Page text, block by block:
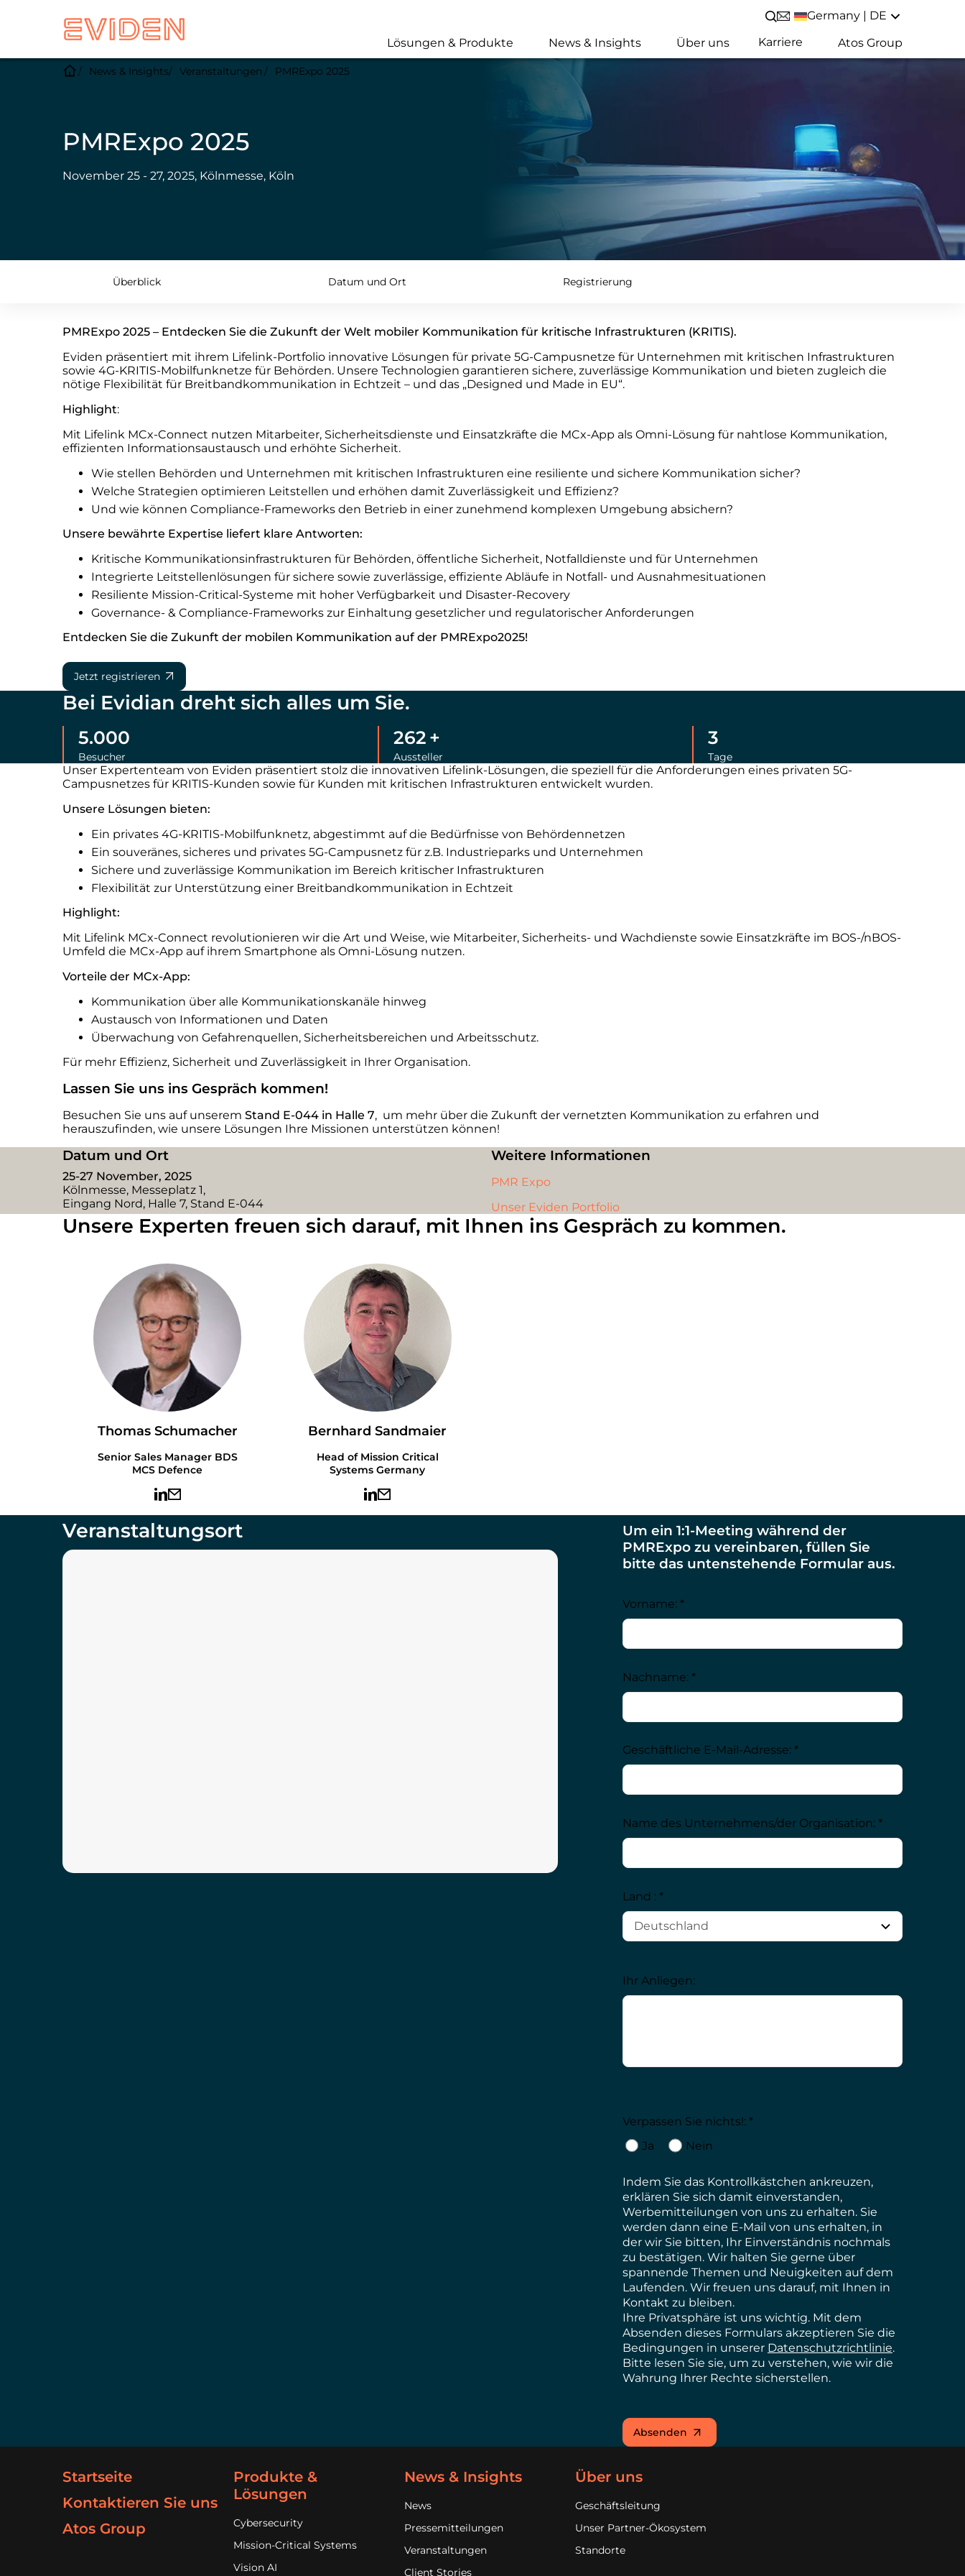
main
content
Suche öffnen/schließen
Germany | DE
Lösungen & Produkte News & Insights Über uns Karriere Atos Group
News & Insights Veranstaltungen PMRExpo 2025
PMRExpo 2025
November 25 - 27, 2025, Kölnmesse, Köln
Überblick Datum und Ort Registrierung
PMRExpo 2025 – Entdecken Sie die Zukunft der Welt mobiler Kommunikation für kritische Infrastrukturen (KRITIS).
Eviden präsentiert mit ihrem Lifelink-Portfolio innovative Lösungen für private 5G-Campusnetze für Unternehmen mit kritischen Infrastrukturen
sowie 4G-KRITIS-Mobilfunknetze für Behörden. Unsere Technologien garantieren sichere, zuverlässige Kommunikation und bieten zugleich die
nötige Flexibilität für Breitbandkommunikation in Echtzeit – und das „Designed und Made in EU“.
Highlight:
Mit Lifelink MCx-Connect nutzen Mitarbeiter, Sicherheitsdienste und Einsatzkräfte die MCx-App als Omni-Lösung für nahtlose Kommunikation,
effizienten Informationsaustausch und erhöhte Sicherheit.
Wie stellen Behörden und Unternehmen mit kritischen Infrastrukturen eine resiliente und sichere Kommunikation sicher?
Welche Strategien optimieren Leitstellen und erhöhen damit Zuverlässigkeit und Effizienz?
Und wie können Compliance-Frameworks den Betrieb in einer zunehmend komplexen Umgebung absichern?
Unsere bewährte Expertise liefert klare Antworten:
Kritische Kommunikationsinfrastrukturen für Behörden, öffentliche Sicherheit, Notfalldienste und für Unternehmen
Integrierte Leitstellenlösungen für sichere sowie zuverlässige, effiziente Abläufe in Notfall- und Ausnahmesituationen
Resiliente Mission-Critical-Systeme mit hoher Verfügbarkeit und Disaster-Recovery
Governance- & Compliance-Frameworks zur Einhaltung gesetzlicher und regulatorischer Anforderungen
Entdecken Sie die Zukunft der mobilen Kommunikation auf der PMRExpo2025!
Jetzt registrieren
Bei Evidian dreht sich alles um Sie.
5.000
Besucher
262 +
Aussteller
3
Tage
Unser Expertenteam von Eviden präsentiert stolz die innovativen Lifelink-Lösungen, die speziell für die Anforderungen eines privaten 5G-
Campusnetzes für KRITIS-Kunden sowie für Kunden mit kritischen Infrastrukturen entwickelt wurden.
Unsere Lösungen bieten:
Ein privates 4G-KRITIS-Mobilfunknetz, abgestimmt auf die Bedürfnisse von Behördennetzen
Ein souveränes, sicheres und privates 5G-Campusnetz für z.B. Industrieparks und Unternehmen
Sichere und zuverlässige Kommunikation im Bereich kritischer Infrastrukturen
Flexibilität zur Unterstützung einer Breitbandkommunikation in Echtzeit
Highlight:
Mit Lifelink MCx-Connect revolutionieren wir die Art und Weise, wie Mitarbeiter, Sicherheits- und Wachdienste sowie Einsatzkräfte im BOS-/nBOS-
Umfeld die MCx-App auf ihrem Smartphone als Omni-Lösung nutzen.
Vorteile der MCx-App:
Kommunikation über alle Kommunikationskanäle hinweg
Austausch von Informationen und Daten
Überwachung von Gefahrenquellen, Sicherheitsbereichen und Arbeitsschutz.
Für mehr Effizienz, Sicherheit und Zuverlässigkeit in Ihrer Organisation.
Lassen Sie uns ins Gespräch kommen!
Besuchen Sie uns auf unseremStand E-044 in Halle 7, um mehr über die Zukunft dervernetzten Kommunikation zu erfahren und
herauszufinden, wie unsere Lösungen Ihre Missionen unterstützen können!
Datum und Ort
25-27 November, 2025
Kölnmesse, Messeplatz 1,
Eingang Nord, Halle 7, Stand E-044
Weitere Informationen
PMR Expo
Unser Eviden Portfolio
Unsere Experten freuen sich darauf, mit Ihnen ins Gespräch zu kommen.
Thomas Schumacher
Senior Sales Manager BDS
MCS Defence
Bernhard Sandmaier
Head of Mission Critical
Systems Germany
Veranstaltungsort
Um ein 1:1-Meeting während der
PMRExpo zu vereinbaren, füllen Sie
bitte das untenstehende Formular aus.
Vorname: *
Nachname: *
Geschäftliche E-Mail-Adresse: *
Name des Unternehmens/der Organisation: *
Land : *
Ihr Anliegen:
Verpassen Sie nichts!: *
Ja
Nein
Indem Sie das Kontrollkästchen ankreuzen,
erklären Sie sich damit einverstanden,
Werbemitteilungen von unszu erhalten. Sie
werden dann eine E-Mail von uns erhalten, in
der wirSie bitten, Ihr Einverständnis nochmals
zu bestätigen. Wir halten Sie gerne über
spannende Themen und Neuigkeiten auf dem
Laufenden. Wir freuen uns darauf, mit Ihnen in
Kontakt zu bleiben.
Ihre Privatsphäre ist uns wichtig. Mit dem
Absenden dieses Formulars akzeptieren Sie die
Bedingungen in unserer Datenschutzrichtlinie.
Bitte lesen Sie sie, um zu verstehen, wie wirdie
Wahrung IhrerRechte sicherstellen.
Absenden
Startseite
Kontaktieren Sie uns
Atos Group
Produkte &
Lösungen
Cybersecurity
Mission-Critical Systems
Vision AI
News & Insights
News
Pressemitteilungen
Veranstaltungen
Client Stories
Über uns
Geschäftsleitung
Unser Partner-Ökosystem
Standorte